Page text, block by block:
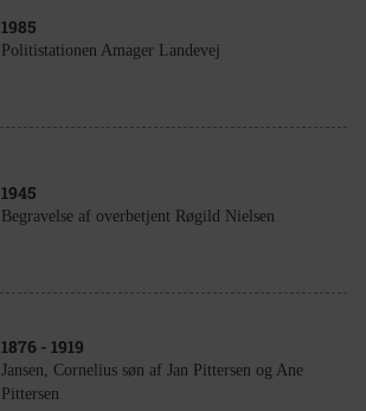
1985
Politistationen Amager Landevej
1945
Begravelse af overbetjent Røgild Nielsen
1876 - 1919
Jansen, Cornelius søn af Jan Pittersen og Ane
Pittersen